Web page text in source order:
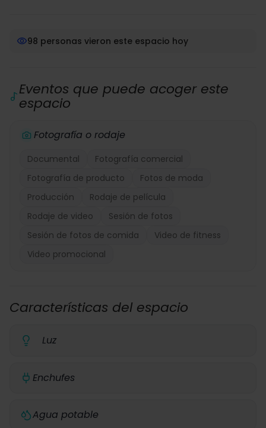
98 personas vieron este espacio hoy
Eventos que puede acoger este
espacio
Fotografía o rodaje
Documental
Fotografía comercial
Fotografía de producto
Fotos de moda
Producción
Rodaje de película
Rodaje de video
Sesión de fotos
Sesión de fotos de comida
Video de fitness
Video promocional
Características del espacio
Luz
Enchufes
Agua potable